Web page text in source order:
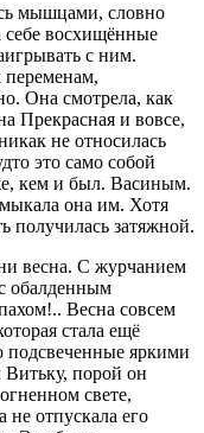
мышцами, словно
себе восхищённые
с ним.
Она смотрела, как
Прекрасная и вовсе,
не относилась
это само собой
кем и был. Васиным.
она им. Хотя
получилась затяжной.
весна. С журчанием
обалденным
Весна совсем
стала ещё
подсвеченные яркими
порой он
свете,
не отпускала его